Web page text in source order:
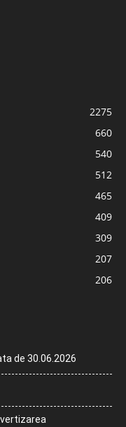
2275
660
540
512
465
409
309
207
206
de 30.06.2026